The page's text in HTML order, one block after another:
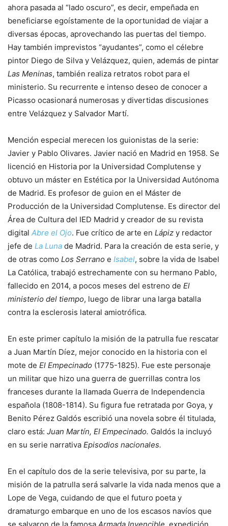
ahora pasada al “lado oscuro”, es decir, empeñada en
beneficiarse egoístamente de la oportunidad de viajar a
diversas épocas, aprovechando las puertas del tiempo.
Hay también imprevistos “ayudantes”, como el célebre
pintor Diego de Silva y Velázquez, quien, además de pintar
Las Meninas, también realiza retratos robot para el
ministerio. Su recurrente e intenso deseo de conocer a
Picasso ocasionará numerosas y divertidas discusiones
entre Velázquez y Salvador Martí.
Mención especial merecen los guionistas de la serie:
Javier y Pablo Olivares. Javier nació en Madrid en 1958. Se
licenció en Historia por la Universidad Complutense y
obtuvo un máster en Estética por la Universidad Autónoma
de Madrid. Es profesor de guion en el Máster de
Producción de la Universidad Complutense. Es director del
Área de Cultura del IED Madrid y creador de su revista
digital Abre el Ojo. Fue crítico de arte en Lápiz y redactor
jefe de La Luna de Madrid. Para la creación de esta serie, y
de otras como Los Serrano e Isabel, sobre la vida de Isabel
La Católica, trabajó estrechamente con su hermano Pablo,
fallecido en 2014, a pocos meses del estreno de El
ministerio del tiempo, luego de librar una larga batalla
contra la esclerosis lateral amiotrófica.
En este primer capítulo la misión de la patrulla fue rescatar
a Juan Martín Díez, mejor conocido en la historia con el
mote de El Empecinado (1775-1825). Fue este personaje
un militar que hizo una guerra de guerrillas contra los
franceses durante la llamada Guerra de Independencia
española (1808-1814). Su figura fue retratada por Goya, y
Benito Pérez Galdós escribió una novela sobre él titulada,
claro está: Juan Martín, El Empecinado. Galdós la incluyó
en su serie narrativa Episodios nacionales.
En el capítulo dos de la serie televisiva, por su parte, la
misión de la patrulla será salvarle la vida nada menos que a
Lope de Vega, cuidando de que el futuro poeta y
dramaturgo embarque en uno de los escasos navíos que